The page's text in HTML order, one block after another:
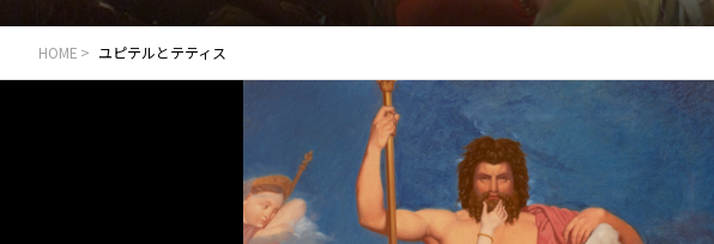
HOME ユピテルとテティス